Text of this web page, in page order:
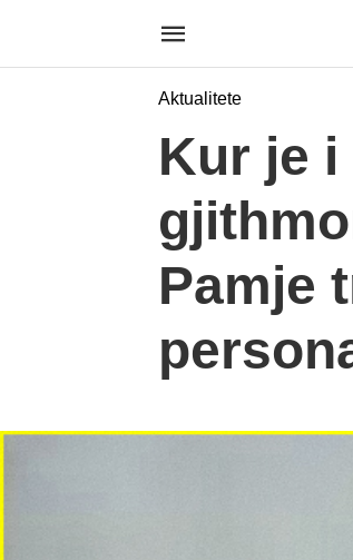
Aktualitete
Kur je
Pamje